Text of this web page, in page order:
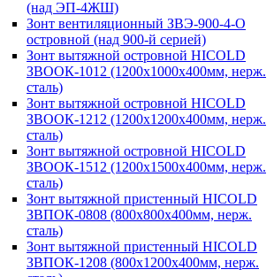
(над ЭП-4ЖШ)
Зонт вентиляционный ЗВЭ-900-4-О
островной (над 900-й серией)
Зонт вытяжной островной HICOLD
ЗВООК-1012 (1200х1000х400мм, нерж.
сталь)
Зонт вытяжной островной HICOLD
ЗВООК-1212 (1200x1200x400мм, нерж.
сталь)
Зонт вытяжной островной HICOLD
ЗВООК-1512 (1200х1500х400мм, нерж.
сталь)
Зонт вытяжной пристенный HICOLD
ЗВПОК-0808 (800х800х400мм, нерж.
сталь)
Зонт вытяжной пристенный HICOLD
ЗВПОК-1208 (800х1200х400мм, нерж.